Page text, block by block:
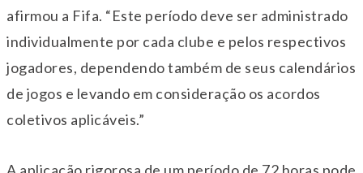
afirmou a Fifa. “Este período deve ser administrado
individualmente por cada clube e pelos respectivos
jogadores, dependendo também de seus calendários
de jogos e levando em consideração os acordos
coletivos aplicáveis.”